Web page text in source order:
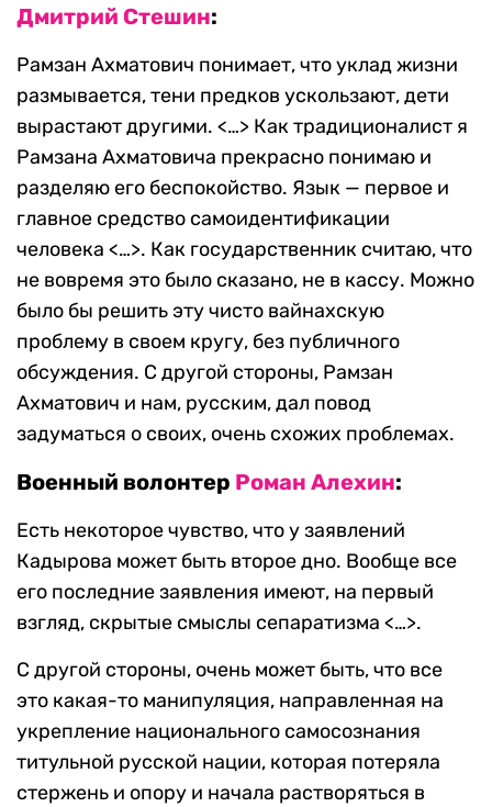
Дмитрий Стешин:
Рамзан Ахматович понимает, что уклад жизни
размывается, тени предков ускользают, дети
вырастают другими. <…> Как традиционалист я
Рамзана Ахматовича прекрасно понимаю и
разделяю его беспокойство. Язык — первое и
главное средство самоидентификации
человека <…>. Как государственник считаю, что
не вовремя это было сказано, не в кассу. Можно
было бы решить эту чисто вайнахскую
проблему в своем кругу, без публичного
обсуждения. С другой стороны, Рамзан
Ахматович и нам, русским, дал повод
задуматься о своих, очень схожих проблемах.
Военный волонтер Роман Алехин:
Есть некоторое чувство, что у заявлений
Кадырова может быть второе дно. Вообще все
его последние заявления имеют, на первый
взгляд, скрытые смыслы сепаратизма <…>.
С другой стороны, очень может быть, что все
это какая-то манипуляция, направленная на
укрепление национального самосознания
титульной русской нации, которая потеряла
стержень и опору и начала растворяться в